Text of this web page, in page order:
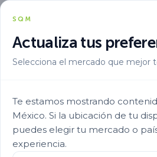
SQM
Actualiza tus
Selecciona el mercado que mejor
Te estamos mostrando
México. Si la ubicación de tu
puedes elegir tu mercado o
experiencia.
Desarrollo Sostenible